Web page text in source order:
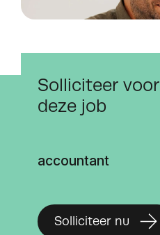
Solliciteer voor
deze job
accountant
Solliciteer nu